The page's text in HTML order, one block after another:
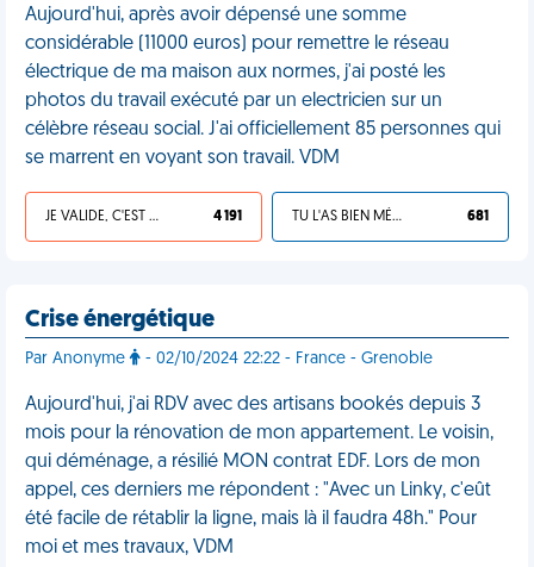
Aujourd'hui, après avoir dépensé une somme
considérable (11000 euros) pour remettre le réseau
électrique de ma maison aux normes, j'ai posté les
photos du travail exécuté par un electricien sur un
célèbre réseau social. J'ai officiellement 85 personnes qui
se marrent en voyant son travail. VDM
JE VALIDE, C'EST UNE VDM 4 191 TU L'AS BIEN MÉRITÉ 681
Crise énergétique
Par Anonyme - 02/10/2024 22:22 - France - Grenoble
Aujourd'hui, j'ai RDV avec des artisans bookés depuis 3
mois pour la rénovation de mon appartement. Le voisin,
qui déménage, a résilié MON contrat EDF. Lors de mon
appel, ces derniers me répondent : "Avec un Linky, c'eût
été facile de rétablir la ligne, mais là il faudra 48h." Pour
moi et mes travaux, VDM